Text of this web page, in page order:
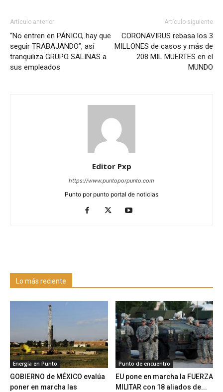
Artículo anterior
“No entren en PÁNICO, hay que
seguir TRABAJANDO”, así
tranquiliza GRUPO SALINAS a
sus empleados
Artículo siguiente
CORONAVIRUS rebasa los 3
MILLONES de casos y más de
208 MIL MUERTES en el
MUNDO
Editor Pxp
https://www.puntoporpunto.com
Punto por punto portal de noticias
Lo más reciente
Energía en Punto
GOBIERNO de MÉXICO evalúa
poner en marcha las
Punto de encuentro
EU pone en marcha la FUERZA
MILITAR con 18 aliados de...